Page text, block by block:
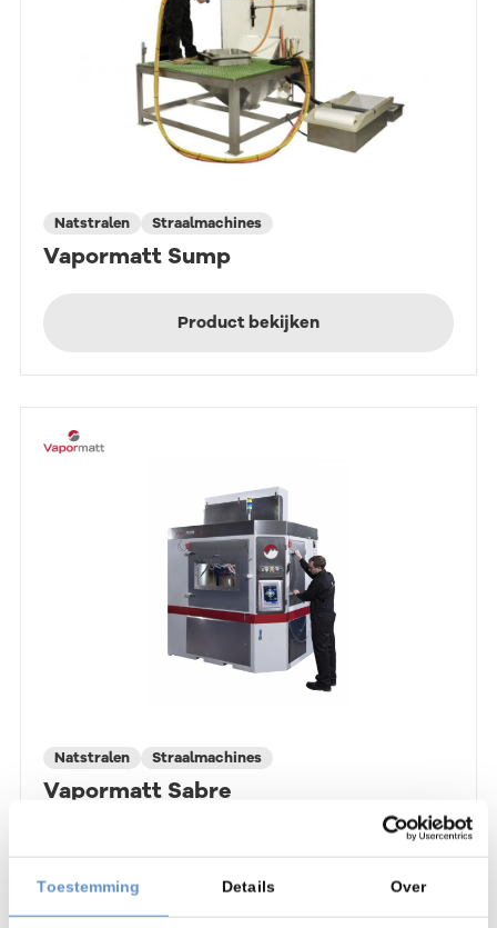
Toestemming Details Over
Natstralen Straalmachines
Vapormatt Sump
Product bekijken
Natstralen Straalmachines
Vapormatt Sabre
Product bekijken